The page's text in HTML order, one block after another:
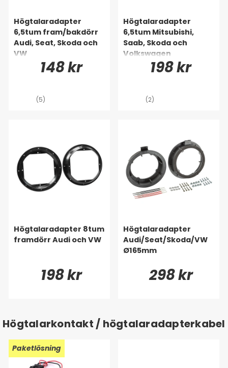
Högtalaradapter
6,5tum fram/bakdörr
Audi, Seat, Skoda och
VW
148 kr
(5)
Högtalaradapter
6,5tum Mitsubishi,
Saab, Skoda och
Volkswagen
198 kr
(2)
Högtalaradapter 8tum
framdörr Audi och VW
198 kr
Högtalaradapter
Audi/Seat/Skoda/VW
Ø165mm
298 kr
Högtalarkontakt / högtalaradapterkabel
Paketlösning